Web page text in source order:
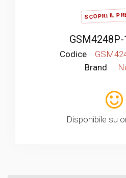
SCOPRI IL
GSM4248P-
Codice
Brand
Disponibile su